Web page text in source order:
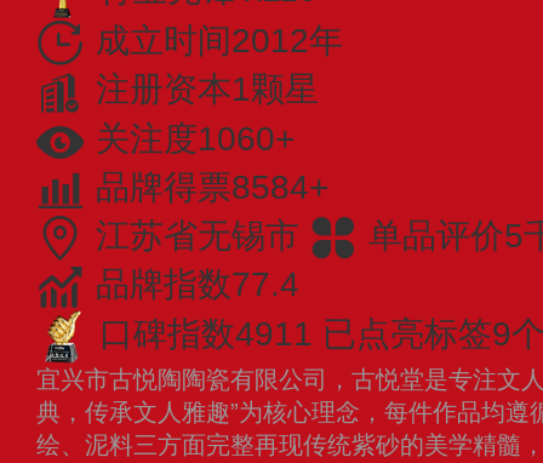
成立时间2012年
注册资本1颗星
关注度1060+
品牌得票8584+
江苏省无锡市
单品评价5
品牌指数77.4
口碑指数4911 已点亮标签9
宜兴市古悦陶陶瓷有限公司，古悦堂是专注文
典，传承文人雅趣”为核心理念，每件作品均
绘、泥料三方面完整再现传统紫砂的美学精髓